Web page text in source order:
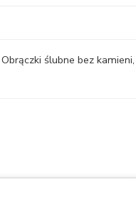
Obrączki ślubne bez kamieni,